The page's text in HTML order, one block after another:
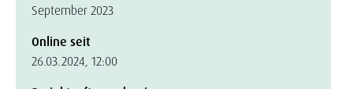
September 2023
Online seit
26.03.2024, 12:00